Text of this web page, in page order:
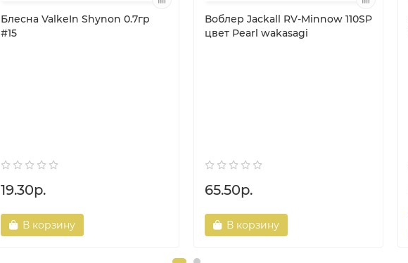
Блесна ValkeIn Shynon 0.7гр
#15
19.30р.
В корзину
Воблер Jackall RV-Minnow 110SP
цвет Pearl wakasagi
65.50р.
В корзину